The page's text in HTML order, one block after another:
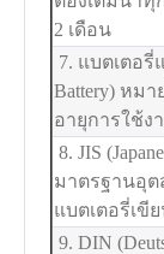
2 เดือน
7. แบตเตอรี่
Battery) หม
อายุการใช้ง
8. JIS
มาตรฐานอุ
แบตเตอรี่เขี
9. DIN